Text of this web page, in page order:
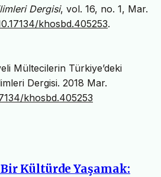
Dergisi, vol. 16, no. 1, Mar.
khosbd.405253.
Mültecilerin Türkiye’deki
Dergisi. 2018 Mar.
khosbd.405253
Kültürde Yaşamak: